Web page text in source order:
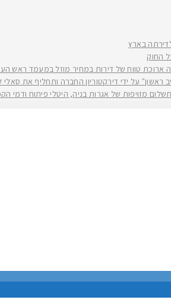
בארץ
החוק
על ידי דירקטוריון החברה ותחליף את סאלי לוי שפורשת
תשלום מזויפות של אגרות בניה, היטלי פיתוח